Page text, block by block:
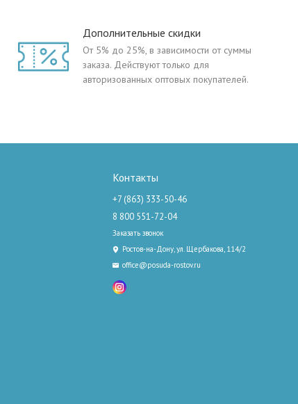
Дополнительные скидки
От 5% до 25%, в зависимости от суммы
заказа. Действуют только для
авторизованных оптовых покупателей.
Контакты
+7 (863) 333-50-46
8 800 551-72-04
Заказать звонок
Ростов-на-Дону, ул. Щербакова, 114/2
office@posuda-rostov.ru